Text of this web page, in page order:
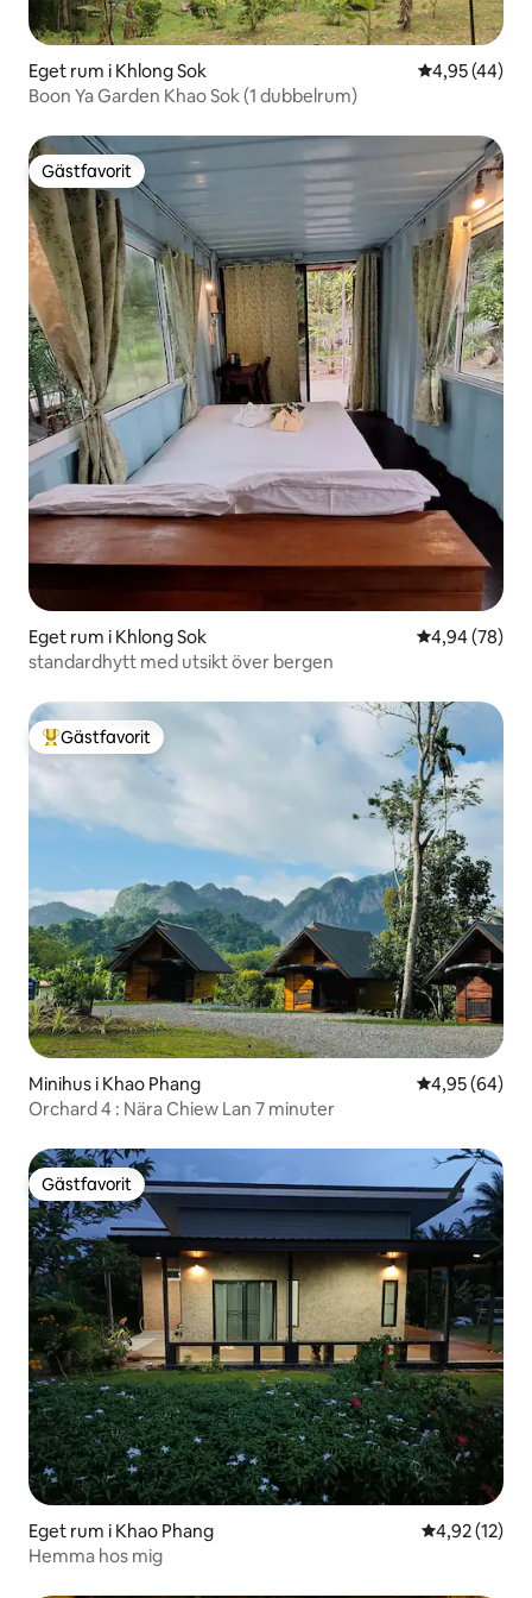
Eget rum i Khlong Sok 4,95 av 5 i
4,95 (44)
Boon Ya Garden Khao Sok (1 dubbelrum)
Gästfavorit
Gästfavorit
Eget rum i Khlong Sok 4,94 av 5 i
4,94 (78)
standardhytt med utsikt över bergen
Populär gästfavorit
Gästfavorit
Minihus i Khao Phang 4,95 av 5 i
4,95 (64)
Orchard 4 : Nära Chiew Lan 7 minuter
Gästfavorit
Gästfavorit
Eget rum i Khao Phang 4,92 av 5 i
4,92 (12)
Hemma hos mig